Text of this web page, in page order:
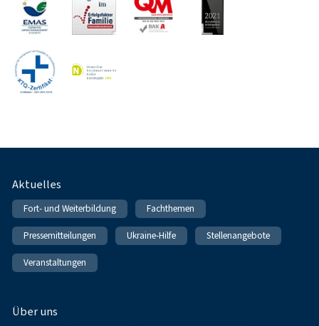
Fußnavigation
Aktuelles
Fort- und Weiterbildung Fachthemen
Pressemitteilungen Ukraine-Hilfe Stellenangebote
Veranstaltungen
Über uns